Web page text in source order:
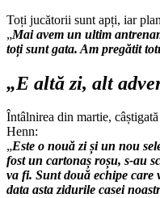
Toți jucătorii sunt apți, iar
„Mai avem un ultim
toți sunt gata. Am pregătit
„E altă zi, alt
Întâlnirea din martie,
Henn:
„Este o nouă zi și un nou
fost un cartonaș roșu, s-au
va fi. Sunt două echipe care
data asta zidurile casei